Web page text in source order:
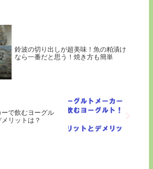
鈴波の切り出しが超美味！魚の粕漬け
なら一番だと思う！焼き方も簡単
で飲むヨーグル
リットは？